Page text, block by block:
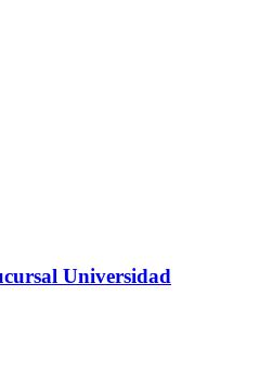
Universidad